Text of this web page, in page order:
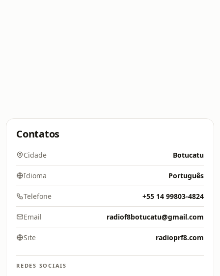
Contatos
Cidade Botucatu
Idioma Português
Telefone +55 14 99803-4824
Email radiof8botucatu@gmail.com
Site radioprf8.com
REDES SOCIAIS